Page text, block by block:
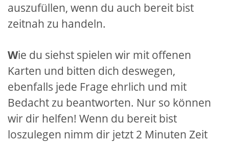
auszufüllen, wenn du auch bereit bist
zeitnah zu handeln.
Wie du siehst spielen wir mit offenen
Karten und bitten dich deswegen,
ebenfalls jede Frage ehrlich und mit
Bedacht zu beantworten. Nur so können
wir dir helfen! Wenn du bereit bist
loszulegen nimm dir jetzt 2 Minuten Zeit